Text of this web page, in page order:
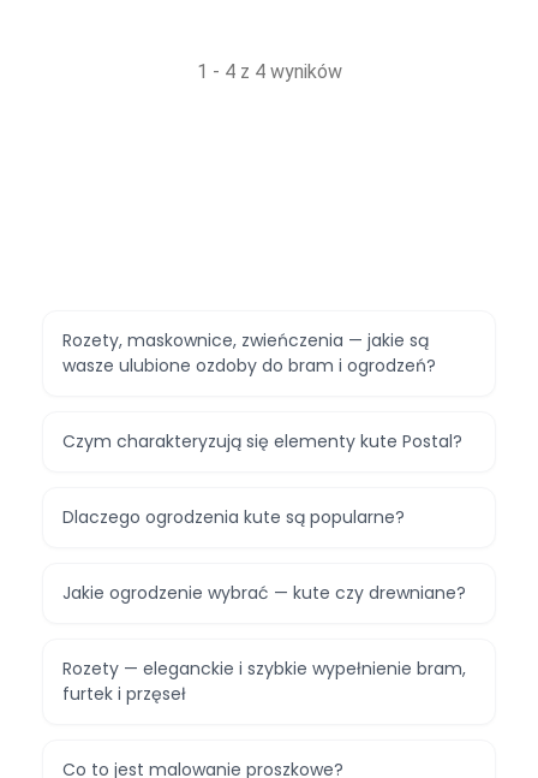
1 - 4 z 4 wyników
Rozety, maskownice, zwieńczenia — jakie są
wasze ulubione ozdoby do bram i ogrodzeń?
Czym charakteryzują się elementy kute Postal?
Dlaczego ogrodzenia kute są popularne?
Jakie ogrodzenie wybrać — kute czy drewniane?
Rozety — eleganckie i szybkie wypełnienie bram,
furtek i przęseł
Co to jest malowanie proszkowe?